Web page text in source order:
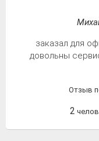
заказал для
довольны
Отзыв
2